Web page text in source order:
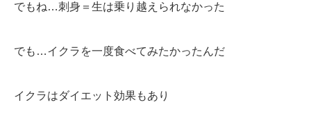
でもね…刺身＝生は乗り越えられなかった
でも…イクラを一度食べてみたかったんだ
イクラはダイエット効果もあり